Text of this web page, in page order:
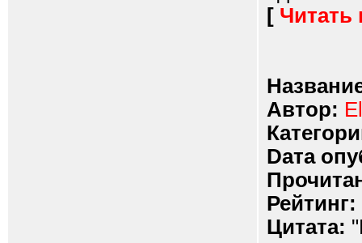
[ Читать
Автор:
Dата
Рейтинг:
Цитата: